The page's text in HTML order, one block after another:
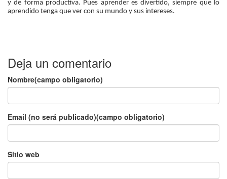
y de forma productiva. Pues aprender es divertido, siempre que lo
aprendido tenga que ver con su mundo y sus intereses.
Deja un comentario
Nombre(campo obligatorio)
Email (no será publicado)(campo obligatorio)
Sitio web